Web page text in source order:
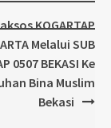
KOGARTAP
Melalui SUB
0507 BEKASI Ke
Bina Muslim
Bekasi